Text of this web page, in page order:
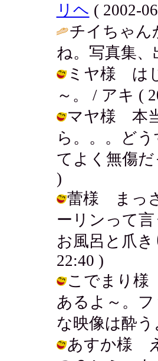
リヘ ( 2002-
チイちゃん
ね。写真集
ミヤ様 は
～。 / アキ (
マヤ様 本
ら。。。ど
てよく無傷だ
)
蕾様 まっ
ーリンって
お風呂と爪
22:40 )
こでまり様
あるよ～。
な映像は酔う
あすか様